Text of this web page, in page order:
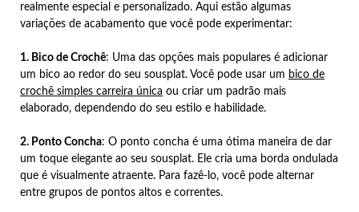
realmente especial e personalizado. Aqui estão algumas
variações de acabamento que você pode experimentar:
1. Bico de Crochê: Uma das opções mais populares é adicionar
um bico ao redor do seu sousplat. Você pode usar um bico de
crochê simples carreira única ou criar um padrão mais
elaborado, dependendo do seu estilo e habilidade.
2. Ponto Concha: O ponto concha é uma ótima maneira de dar
um toque elegante ao seu sousplat. Ele cria uma borda ondulada
que é visualmente atraente. Para fazê-lo, você pode alternar
entre grupos de pontos altos e correntes.